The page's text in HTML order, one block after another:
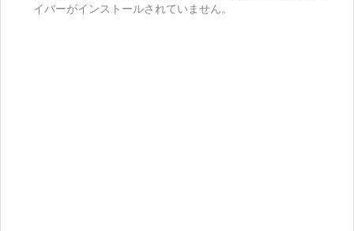
イバーがインストールされていません。